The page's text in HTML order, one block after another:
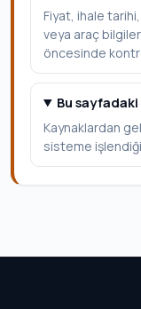
Fiyat, ihale
veya araç
öncesinde
Bu sayfadaki
Kaynaklardan
sisteme